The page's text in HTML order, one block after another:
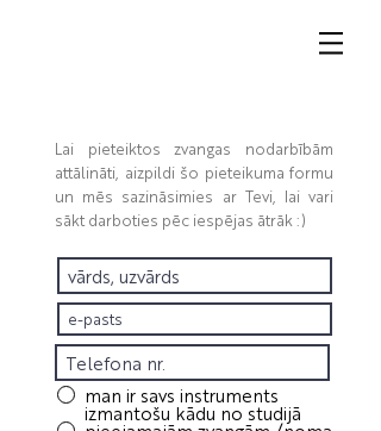
Lai pieteiktos zvangas nodarbībām
attālināti, aizpildi šo pieteikuma formu
un mēs sazināsimies ar Tevi, lai vari
sākt darboties pēc iespējas ātrāk :)
man ir savs instruments
izmantošu kādu no studijā